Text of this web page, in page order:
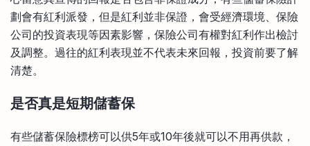
劃會有紅利派發，但是紅利並非保證，會受經濟環境、保險
公司的投資表現等因素影響，保險公司有權對紅利作出檢討
及調整。過往的紅利表現並不代表未來回報，投資前要了解
清楚。
是否真是短期儲蓄保
有些儲蓄保險標榜可以供5年或10年後就可以不用再供款，